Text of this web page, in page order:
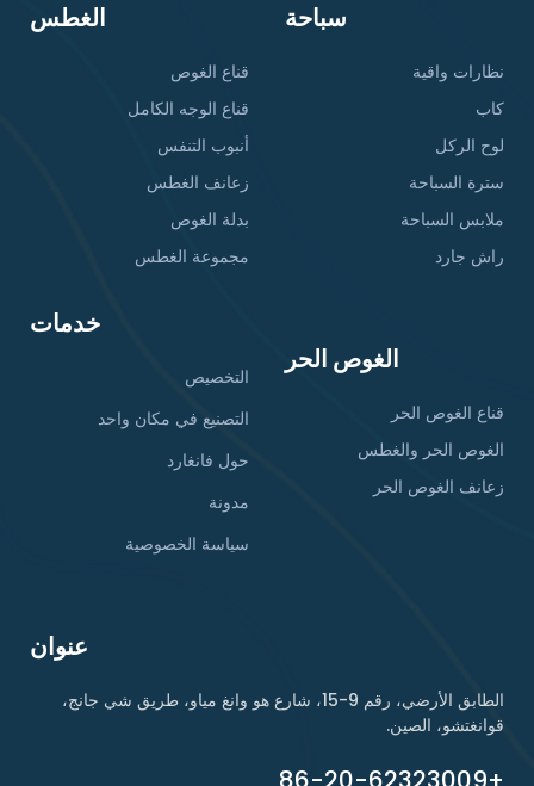
سباحة
نظارات واقية
كاب
لوح الركل
سترة السباحة
ملابس السباحة
راش جارد
الغطس
قناع الغوص
قناع الوجه الكامل
أنبوب التنفس
زعانف الغطس
بدلة الغوص
مجموعة الغطس
الغوص الحر
قناع الغوص الحر
الغوص الحر والغطس
زعانف الغوص الحر
خدمات
التخصيص
التصنيع في مكان واحد
حول فانغارد
مدونة
سياسة الخصوصية
عنوان
الطابق الأرضي، رقم 9-15، شارع هو وانغ مياو، طريق شي جانج،
قوانغتشو، الصين.